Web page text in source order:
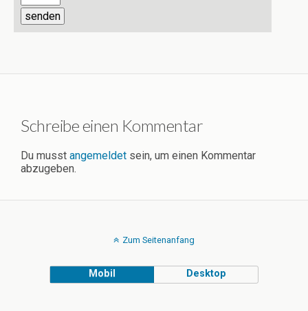
Schreibe einen Kommentar
Du musst angemeldet sein, um einen Kommentar
abzugeben.
Zum Seitenanfang
Mobil Desktop